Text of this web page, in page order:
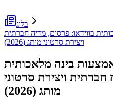
בלוג
בווידאו: פרסום, מדיה חברתית
ויצירת סרטוני מותג (2026)
בינה מלאכותית
חברתית ויצירת סרטוני
מותג (2026)